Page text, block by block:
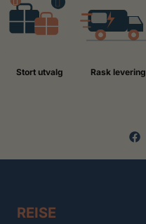
Stort utvalg Rask levering
REISE